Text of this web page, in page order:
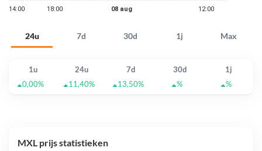
24u 7d 30d 1j Max
1u 24u 7d 30d
1j
0,00%
11,40% 13,50% % %
MXL prijs statistieken